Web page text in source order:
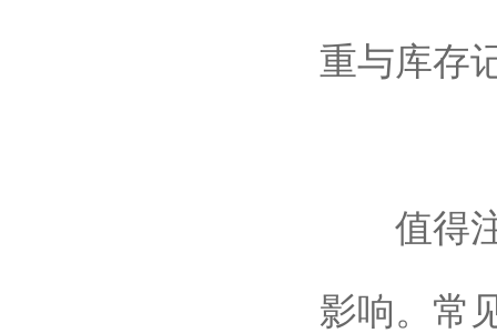
重与库存
值得注
影响。常